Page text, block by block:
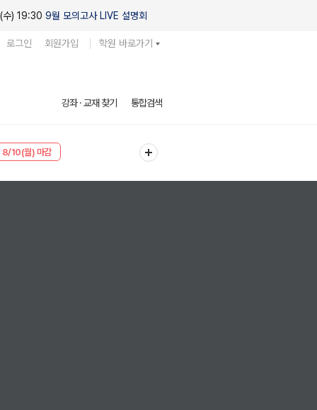
) 19:30 9월 모의고사 LIVE 설명회
로그인 회원가입 학원 바로가기
강좌 · 교재 찾기 통합검색
10(월) 마감